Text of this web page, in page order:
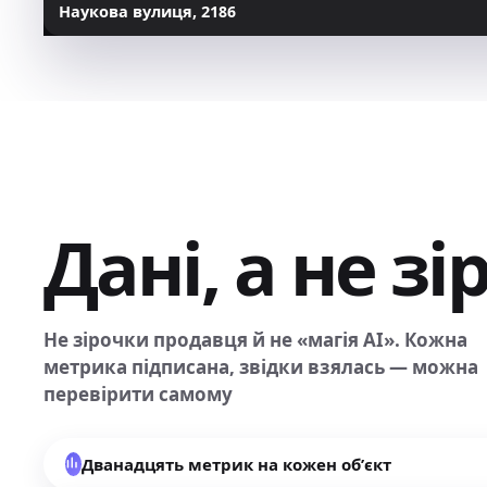
Наукова вулиця, 2186
Дані, а не
Не зірочки продавця й не «магія AI». Кожна
метрика підписана, звідки взялась — можна
перевірити самому
Дванадцять метрик на кожен обʼєкт